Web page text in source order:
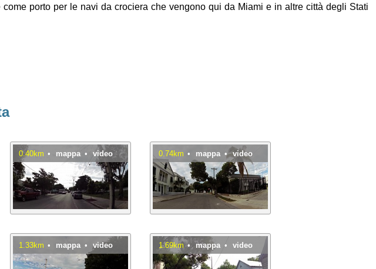
porto per le navi da crociera che vengono qui da Miami e in altre città degli Stati
0.40km • mappa •video 0.74km • mappa •video
1.33km • mappa•video 1.69km•mappa•video